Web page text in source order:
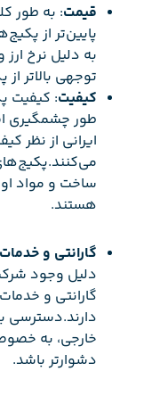
قیمت: به طور
پایین‌تر از
به دلیل نرخ
توجهی بالاتر
کیفیت: کیفیت
طور چشمگیری
ایرانی از نظر
ساخت و مواد
هستند.
گارانتی و
دلیل وجود
گارانتی و
خارجی، به
دشوارتر باشد.